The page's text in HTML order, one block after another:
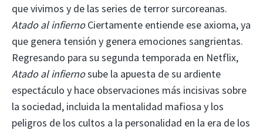
que vivimos y de las series de terror surcoreanas.
Atado al infiernoCiertamente entiende ese axioma, ya
que genera tensión y genera emociones sangrientas.
Regresando para su segunda temporada en Netflix,
Atado al infiernosube la apuesta de su ardiente
espectáculo y hace observaciones más incisivas sobre
la sociedad, incluida la mentalidad mafiosa y los
peligros de los cultos a la personalidad en la era de los